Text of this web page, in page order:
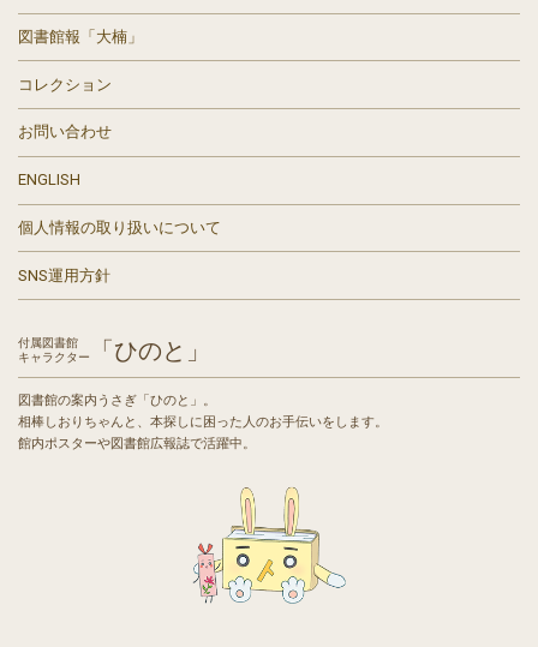
図書館報「大楠」
コレクション
お問い合わせ
ENGLISH
個人情報の取り扱いについて
SNS運用方針
付属図書館
キャラクター
「ひのと」
図書館の案内うさぎ「ひのと」。
相棒しおりちゃんと、本探しに困った人のお手伝いをします。
館内ポスターや図書館広報誌で活躍中。